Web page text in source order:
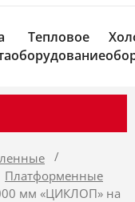
Тепловое
оборудование
/
Платформенные
мм «ЦИКЛОП» на